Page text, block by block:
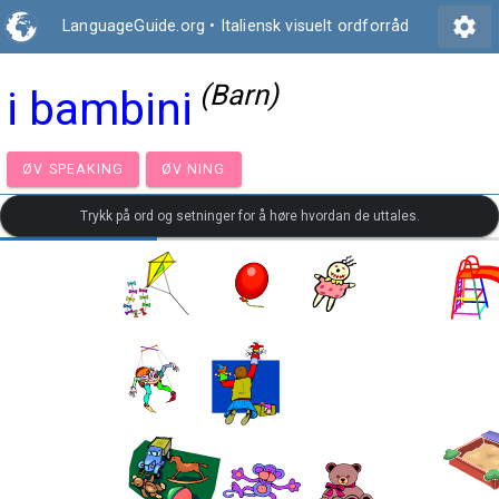
LanguageGuide.org • Italiensk visuelt ordforråd settings
i bambini (Barn)
ØV SPEAKING ØV NING
Trykk på ord og setninger for å høre hvordan de uttales.